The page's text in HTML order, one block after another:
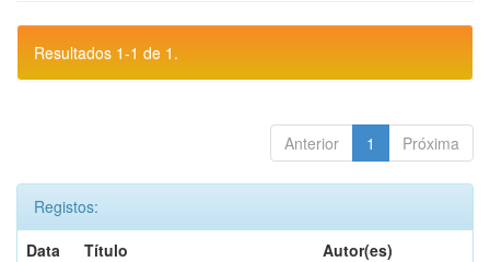
Resultados 1-1 de 1.
Anterior 1 Próxima
Registos:
Data
Título
Autor(es)